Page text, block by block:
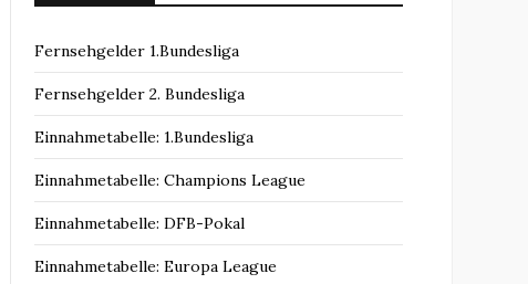
Fernsehgelder 1.Bundesliga
Fernsehgelder 2. Bundesliga
Einnahmetabelle: 1.Bundesliga
Einnahmetabelle: Champions League
Einnahmetabelle: DFB-Pokal
Einnahmetabelle: Europa League